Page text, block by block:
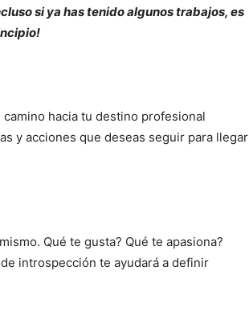
si ya has tenido algunos trabajos, es
hacia tu destino profesional
y acciones que deseas seguir para llegar
Qué te gusta? Qué te apasiona?
introspección te ayudará a definir